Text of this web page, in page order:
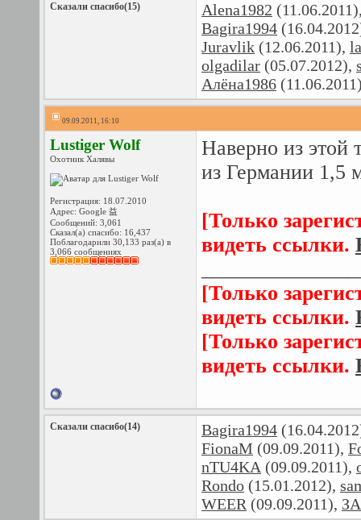
Сказали спасибо(15) Alena1982
Bagira1994
Juravlik (12.06.2011),
olgadilar (05.07.2012),
Алёна1986
09.09.2011, 16:10
Lustiger Wolf
Охотник Халявы
Регистрация: 18.07.2010
Адрес: Google 益
Сообщений: 3,061
Сказал(а) спасибо: 16,437
Поблагодарили 30,133 раз(а) в
3,066 сообщениях
Наверно из этой
из Германии 1,5
[Только
видеть ссылки.
[Только
видеть ссылки.
[Только
видеть ссылки.
Сказали спасибо(14) Bagira1994
FionaM (09.09.2011),
nTU4KA (09.09.2011),
Rondo (15.01.2012),
WEER (09.09.2011),